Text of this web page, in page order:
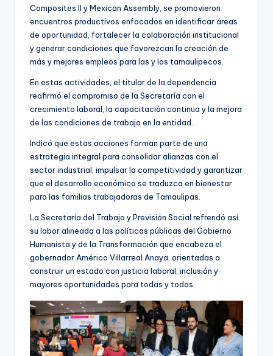
Composites II y Mexican Assembly, se promovieron
encuentros productivos enfocados en identificar áreas
de oportunidad, fortalecer la colaboración institucional
y generar condiciones que favorezcan la creación de
más y mejores empleos para las y los tamaulipecos.
En estas actividades, el titular de la dependencia
reafirmó el compromiso de la Secretaría con el
crecimiento laboral, la capacitación continua y la mejora
de las condiciones de trabajo en la entidad.
Indicó que estas acciones forman parte de una
estrategia integral para consolidar alianzas con el
sector industrial, impulsar la competitividad y garantizar
que el desarrollo económico se traduzca en bienestar
para las familias trabajadoras de Tamaulipas.
La Secretaría del Trabajo y Previsión Social refrendó así
su labor alineada a las políticas públicas del Gobierno
Humanista y de la Transformación que encabeza el
gobernador Américo Villarreal Anaya, orientadas a
construir un estado con justicia laboral, inclusión y
mayores oportunidades para todas y todos.